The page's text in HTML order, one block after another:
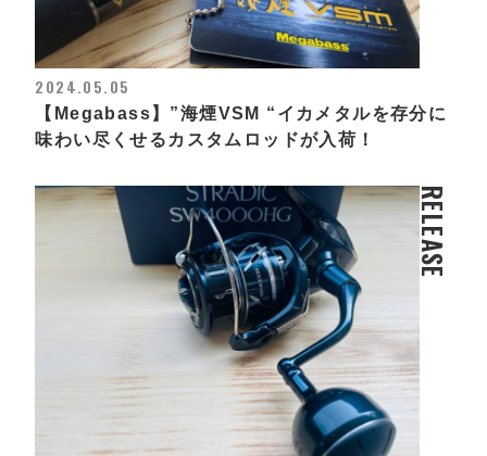
2024.05.05
【Megabass】”海煙VSM “イカメタルを存分に
味わい尽くせるカスタムロッドが入荷！
RELEASE